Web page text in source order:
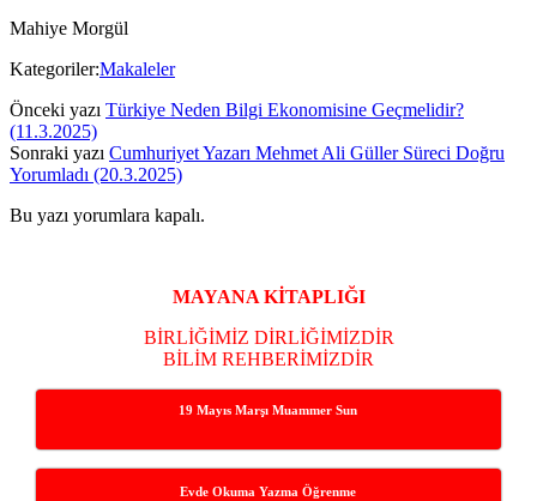
Mahiye Morgül
Kategoriler:Makaleler
Önceki yazı Türkiye Neden Bilgi Ekonomisine Geçmelidir?
(11.3.2025)
Sonraki yazı Cumhuriyet Yazarı Mehmet Ali Güller Süreci Doğru
Yorumladı (20.3.2025)
Bu yazı yorumlara kapalı.
MAYANA KİTAPLIĞI
BİRLİĞİMİZ DİRLİĞİMİZDİR
BİLİM REHBERİMİZDİR
19 Mayıs Marşı Muammer Sun
Evde Okuma Yazma Öğrenme